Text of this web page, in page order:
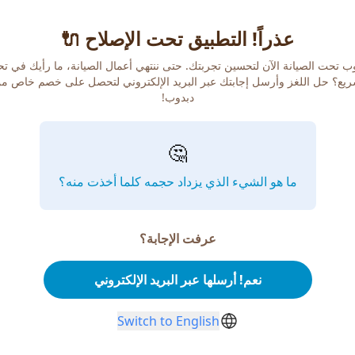
عذراً! التطبيق تحت الإصلاح 🔌
تحت الصيانة الآن لتحسين تجربتك. حتى ننتهي أعمال الصيانة، ما رأيك في
حل اللغز وأرسل إجابتك عبر البريد الإلكتروني لتحصل على خصم خاص
دبدوب!
🤔
ما هو الشيء الذي يزداد حجمه كلما أخذت منه؟
عرفت الإجابة؟
نعم! أرسلها عبر البريد الإلكتروني
Switch to English